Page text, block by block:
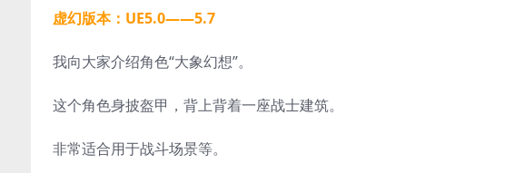
虚幻版本：UE5.0——5.7
我向大家介绍角色“大象幻想”。
这个角色身披盔甲，背上背着一座战士建筑。
非常适合用于战斗场景等。